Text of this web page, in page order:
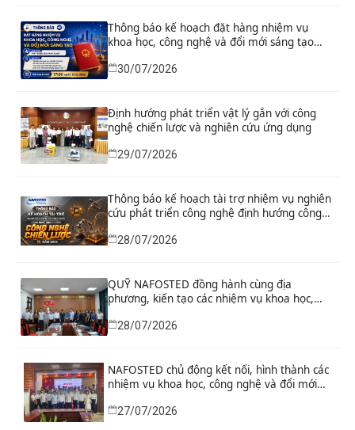
Thông báo kế hoạch đặt hàng nhiệm vụ
khoa học, công nghệ và đổi mới sáng tạo
“Nghiên cứu khoa học tổng kết thi hành, đề
xuất sửa đổi, bổ sung toàn diện Hiến pháp
30/07/2026
Định hướng phát triển vật lý gắn với công
nghệ chiến lược và nghiên cứu ứng dụng
29/07/2026
Thông báo kế hoạch tài trợ nhiệm vụ nghiên
cứu phát triển công nghệ định hướng công
nghệ chiến lược năm 2026
28/07/2026
QUỸ NAFOSTED đồng hành cùng địa
phương, kiến tạo các nhiệm vụ khoa học,
phát triển thực tiễn
28/07/2026
NAFOSTED chủ động kết nối, hình thành các
nhiệm vụ khoa học, công nghệ và đổi mới
Bình
27/07/2026